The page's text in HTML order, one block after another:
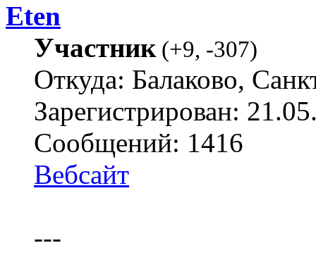
Eten
Участник(+9, -307)
Откуда: Балаково,
Зарегистрирован:
Сообщений: 1416
Вебсайт
---